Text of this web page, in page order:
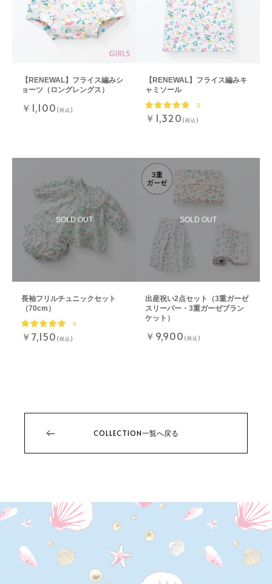
【RENEWAL】フライス編みシ
ョーツ（ロングレングス）
￥1,100 (税込)
【RENEWAL】フライス編みキ
ャミソール
5
￥1,320 (税込)
長袖フリルチュニックセット
（70cm）
5
￥7,150 (税込)
出産祝い2点セット（3重ガーゼ
スリーパー・3重ガーゼブラン
ケット）
￥9,900 (税込)
COLLECTION一覧へ戻る